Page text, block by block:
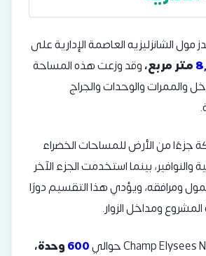
مول الشانزليزيه العاصمة الإدارية على
متر مربع،وقد وزعت هذه المساحة
والممرات والوحدات والجراج
من الأرض للمساحات الخضراء
بينما استخدمت الجزء الآخر
ومرافقه، ويؤدي هذا التقسيم دورًا
ومداخل الزوار.
600وحدة،